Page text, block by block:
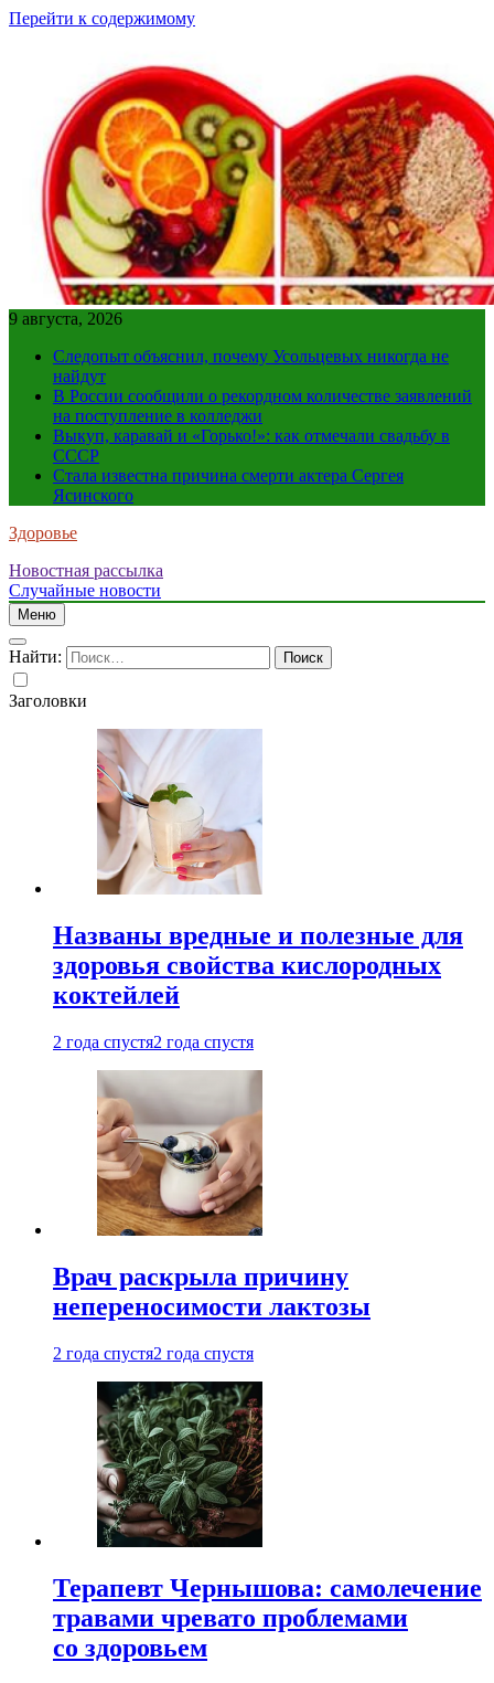
Перейти к содержимому
9 августа, 2026
Следопыт объяснил, почему Усольцевых никогда не
найдут
В России сообщили о рекордном количестве заявлений
на поступление в колледжи
Выкуп, каравай и «Горько!»: как отмечали свадьбу в
СССР
Стала известна причина смерти актера Сергея
Ясинского
Здоровье
Новостная рассылка
Случайные новости
Меню
Найти:
Заголовки
Названы вредные и полезные для
здоровья свойства кислородных
коктейлей
2 года спустя2 года спустя
Врач раскрыла причину
непереносимости лактозы
2 года спустя2 года спустя
Терапевт Чернышова: самолечение
травами чревато проблемами
со здоровьем